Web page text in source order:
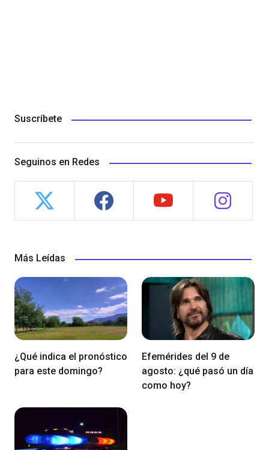
Suscríbete
Seguinos en Redes
Más Leídas
¿Qué indica el pronóstico
para este domingo?
Efemérides del 9 de
agosto: ¿qué pasó un día
como hoy?